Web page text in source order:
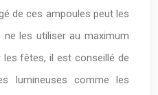
de ces ampoules peut les
les utiliser au maximum
les fêtes, il est conseillé de
lumineuses comme les